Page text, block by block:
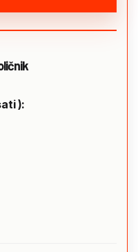
):